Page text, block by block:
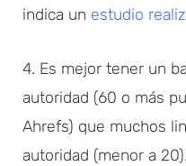
indica un estudio
4. Es mejor tener un
autoridad (60 o más
Ahrefs) que muchos
autoridad (menor a 20).